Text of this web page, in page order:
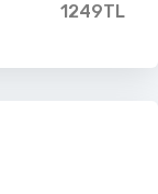
1249TL